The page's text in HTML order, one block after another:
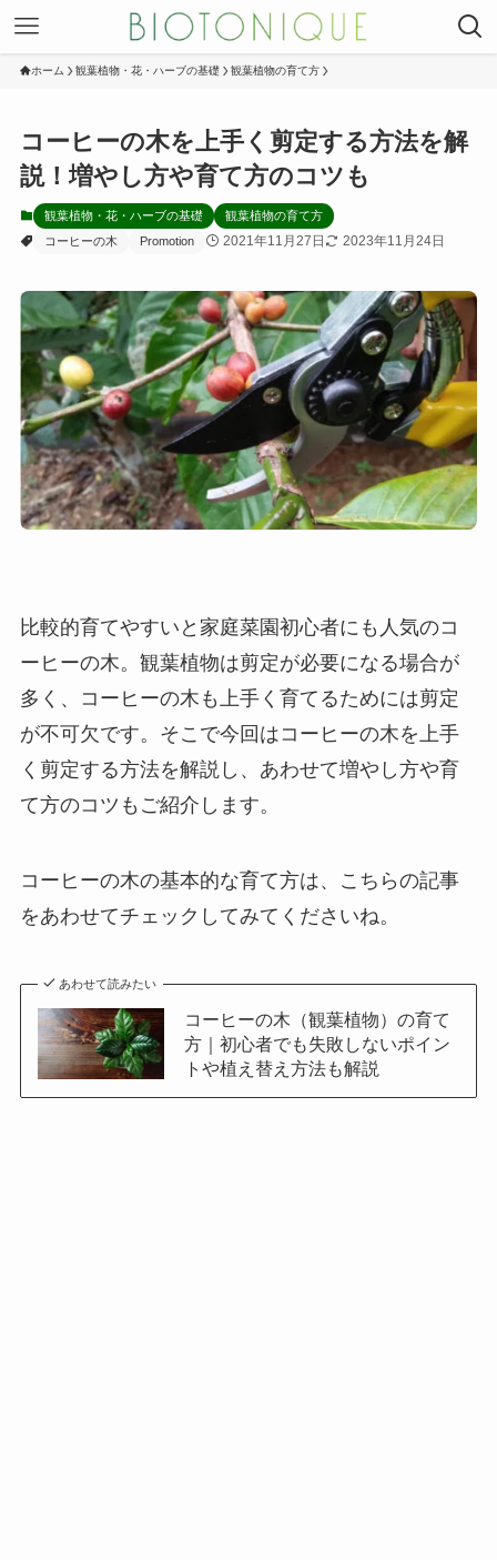
ホーム 観葉植物・花・ハーブの基礎 観葉植物の育て方
コーヒーの木を上手く剪定する方法を解
説！増やし方や育て方のコツも
観葉植物・花・ハーブの基礎
観葉植物の育て方
コーヒーの木
Promotion 2021年11月27日 2023年11月24日
比較的育てやすいと家庭菜園初心者にも人気のコ
ーヒーの木。観葉植物は剪定が必要になる場合が
多く、コーヒーの木も上手く育てるためには剪定
が不可欠です。そこで今回はコーヒーの木を上手
く剪定する方法を解説し、あわせて増やし方や育
て方のコツもご紹介します。
コーヒーの木の基本的な育て方は、こちらの記事
をあわせてチェックしてみてくださいね。
あわせて読みたい
コーヒーの木（観葉植物）の育て
方｜初心者でも失敗しないポイン
トや植え替え方法も解説